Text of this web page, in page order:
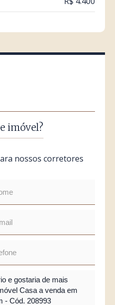
imóvel?
nossos corretores